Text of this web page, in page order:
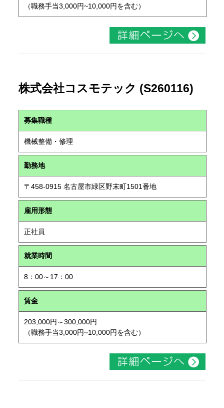
（職務手当3,000円~10,000円を含む）
株式会社コスモテック (S260116)
募集職種
機械整備・修理
勤務地
〒458-0915 名古屋市緑区野末町1501番地
雇用形態
正社員
就業時間
8：00～17：00
賃金
203,000円～300,000円
（職務手当3,000円~10,000円を含む）